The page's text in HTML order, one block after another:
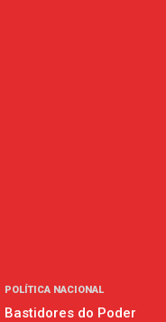
POLÍTICA NACIONAL
Bastidores do Poder